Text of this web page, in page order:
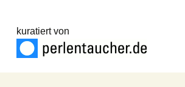
kuratiert von